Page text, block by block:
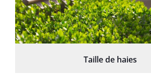
Taille de haies